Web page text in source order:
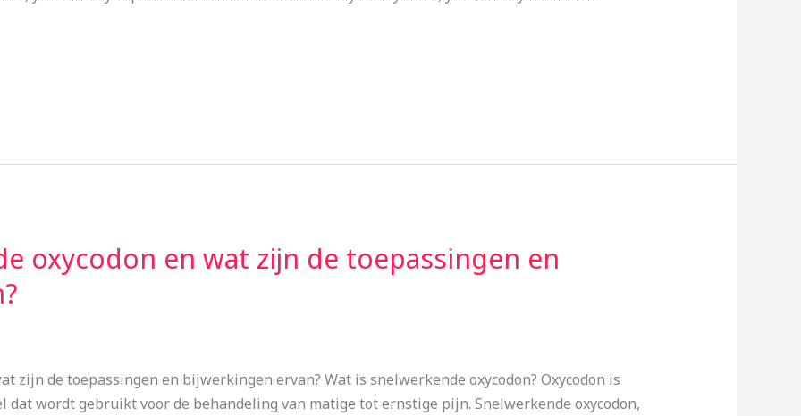
oxycodon en wat zijn de toepassingen en
zijn de toepassingen en bijwerkingen ervan? Wat is snelwerkende oxycodon? Oxycodon is
wordt gebruikt voor de behandeling van matige tot ernstige pijn. Snelwerkende oxycodon,